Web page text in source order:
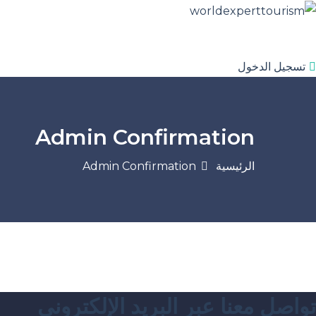
تسجيل الدخول
Admin Confirmation
الرئيسية Admin Confirmation
تواصل معنا عبر البريد الإلكتروني